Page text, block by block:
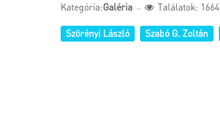
Kategória:Galéria Találatok: 1664
Szörényi László Szabó G. Zoltán